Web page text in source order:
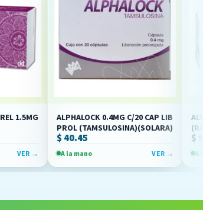
ALPHALOCK 0.4MG C/20 CAP LIB
PROL (TAMSULOSINA)(SOLARA)
A la mano
ALVISVER
A la mano